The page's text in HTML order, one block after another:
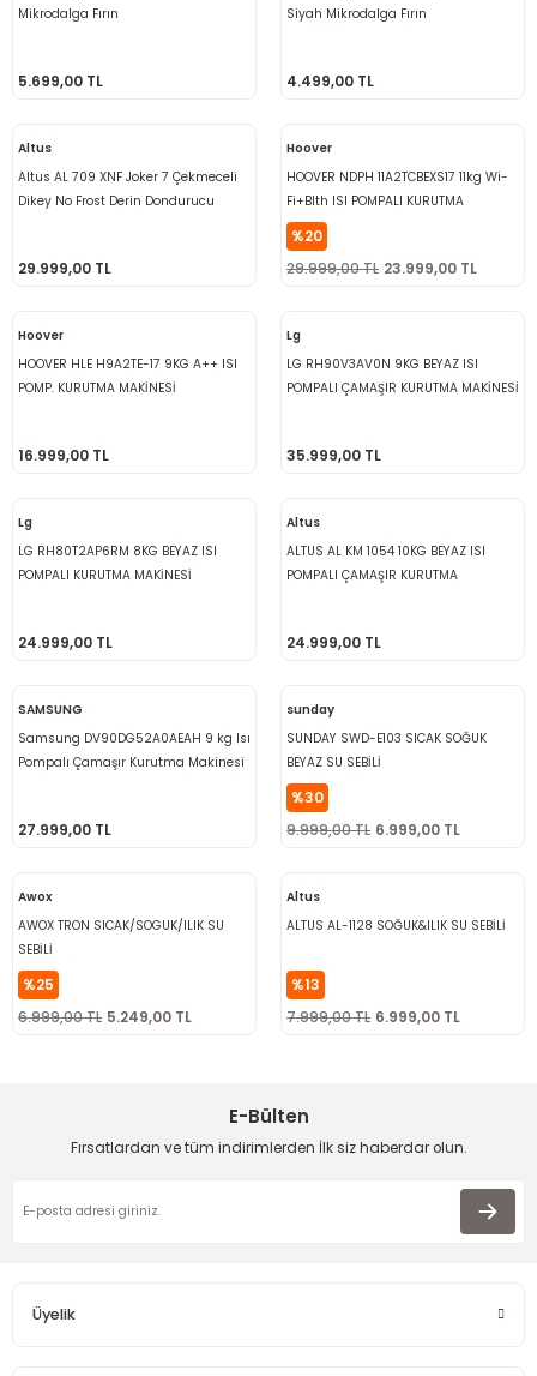
Mikrodalga Fırın
5.699,00 TL
Siyah Mikrodalga Fırın
4.499,00 TL
Altus
Altus AL 709 XNF Joker 7 Çekmeceli
Dikey No Frost Derin Dondurucu
29.999,00 TL
Hoover
HOOVER NDPH 11A2TCBEXS17 11kg Wi-
Fi+Blth ISI POMPALI KURUTMA
MAKİNESİ
%20
29.999,00 TL 23.999,00 TL
Hoover
HOOVER HLE H9A2TE-17 9KG A++ ISI
POMP. KURUTMA MAKİNESİ
16.999,00 TL
Lg
LG RH90V3AV0N 9KG BEYAZ ISI
POMPALI ÇAMAŞIR KURUTMA MAKİNESİ
35.999,00 TL
Lg
LG RH80T2AP6RM 8KG BEYAZ ISI
POMPALI KURUTMA MAKİNESİ
24.999,00 TL
Altus
ALTUS AL KM 1054 10KG BEYAZ ISI
POMPALI ÇAMAŞIR KURUTMA
24.999,00 TL
SAMSUNG
Samsung DV90DG52A0AEAH 9 kg Isı
Pompalı Çamaşır Kurutma Makinesi
27.999,00 TL
sunday
SUNDAY SWD-E103 SICAK SOĞUK
BEYAZ SU SEBİLİ
%30
9.999,00 TL 6.999,00 TL
Awox
AWOX TRON SICAK/SOGUK/ILIK SU
SEBİLİ
%25
6.999,00 TL 5.249,00 TL
Altus
ALTUS AL-1128 SOĞUK&ILIK SU SEBİLİ
%13
7.999,00 TL 6.999,00 TL
E-Bülten
Fırsatlardan ve tüm indirimlerden İlk siz haberdar olun.
Üyelik